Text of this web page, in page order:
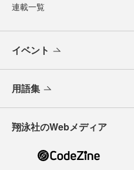
連載一覧
イベント
用語集
翔泳社のWebメディア